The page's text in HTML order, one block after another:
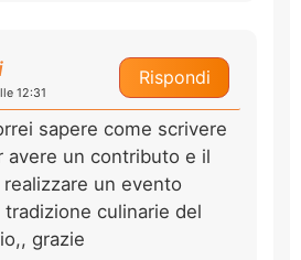
Rispondi
12:31
sapere come scrivere
avere un contributo e il
un evento
culinarie del
grazie